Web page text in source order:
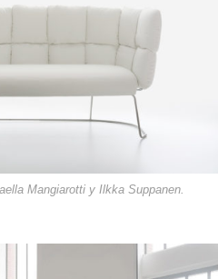
Mangiarotti y Ilkka Suppanen.